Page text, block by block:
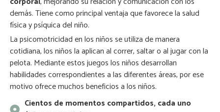
demás. Tiene como principal ventaja que favorece la salud
física y psíquica del niño.
La psicomotricidad en los niños se utiliza de manera
cotidiana, los niños la aplican al correr, saltar o al jugar con la
pelota. Mediante estos juegos los niños desarrollan
habilidades correspondientes a las diferentes áreas, por ese
motivo ofrece muchos beneficios a los niños.
Cientos de momentos compartidos, cada uno